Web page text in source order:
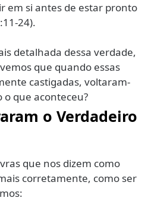
em si antes de estar pronto
24).
detalhada dessa verdade,
que quando essas
castigadas, voltaram-
o que aconteceu?
o Verdadeiro
que nos dizem como
corretamente, como ser